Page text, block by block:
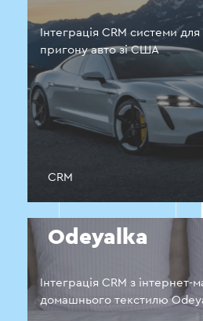
Інтеграція CRM системи для
пригону авто зі США
CRM
Odeyalka
Інтеграція CRM з інтернет-
домашнього текстилю